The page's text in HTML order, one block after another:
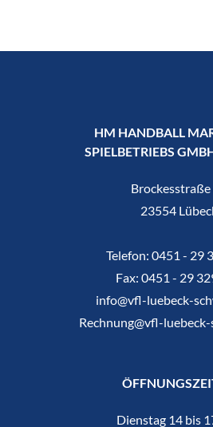
HM HANDBALL
SPIELBETRIEBS
Brockesstraße
23554
Telefon: 0451 - 29
Fax: 0451 - 29
info@vfl-luebeck-
Rechnung@vfl-
Dienstag 14 bis